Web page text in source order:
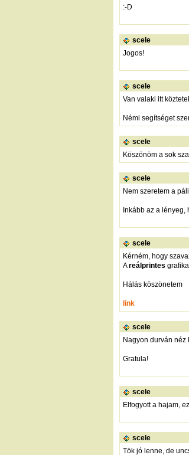
:-D
scele
Jogos!
scele
Van valaki itt
Némi segítséget
scele
Köszönöm a sok
scele
Nem szeretem a
Inkább az a
scele
Kérném, hogy
Areálprintes
Hálás köszönetem
link
scele
Nagyon durván
Gratula!
scele
Elfogyott a hajam,
scele
Tök jó lenne, de